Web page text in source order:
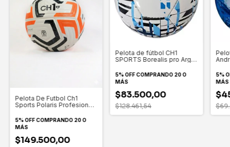
Pelota De Futbol Ch1
Sports Polaris Profesional
5% OFFCOMPRANDO 20 O
MÁS
$149.500,00
Pelota de fútbol CH1
SPORTS Borealis pro Arg
5% OFFCOMPRANDO 20 O
MÁS
$83.500,00
$128.461,54
5%
MÁS